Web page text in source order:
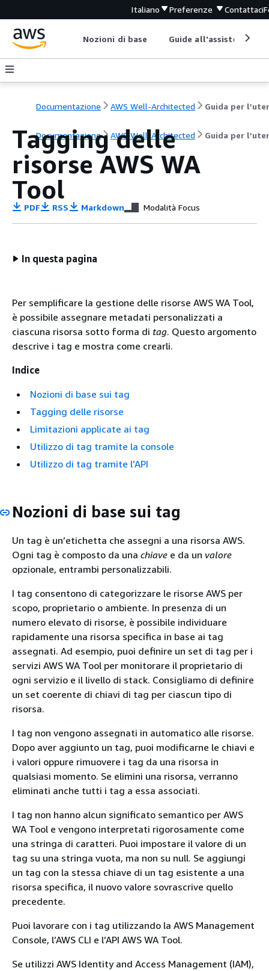
Italiano Preferenze Contattaci
Nozioni di base Guide all'assistenza
Documentazione AWS Well-Architected Guida per
Documentazione AWS Well-Architected Guida per
Tagging delle
risorse AWS WA
Tool
PDF RSS Markdown Modalità Focus
In questa pagina
Per semplificare la gestione delle risorse AWS WA Tool,
è possibile assegnare metadati personalizzati a
ciascuna risorsa sotto forma di tag. Questo argomento
descrive i tag e mostra come crearli.
Indice
Nozioni di base sui tag
Tagging delle risorse
Limitazioni applicate ai tag
Utilizzo di tag tramite la console
Utilizzo di tag tramite l’API
Nozioni di base sui tag
Un tag è un’etichetta che assegni a una risorsa AWS.
Ogni tag è composto da una chiave e da un valore
opzionale, entrambi personalizzabili.
I tag consentono di categorizzare le risorse AWS per
scopo, proprietario o ambiente. In presenza di un
numero elevato di risorse, è possibile individuare
rapidamente una risorsa specifica in base ai tag
assegnati. Ad esempio, puoi definire un set di tag per i
servizi AWS WA Tool per monitorare il proprietario di
ogni servizio e il livello di stack. Consigliamo di definire
un set coerente di chiavi di tag per ciascun tipo di
risorsa.
I tag non vengono assegnati in automatico alle risorse.
Dopo aver aggiunto un tag, puoi modificarne le chiavi e
i valori oppure rimuovere i tag da una risorsa in
qualsiasi momento. Se elimini una risorsa, verranno
eliminati anche tutti i tag a essa associati.
I tag non hanno alcun significato semantico per AWS
WA Tool e vengono interpretati rigorosamente come
una stringa di caratteri. Puoi impostare il valore di un
tag su una stringa vuota, ma non su null. Se aggiungi
un tag con la stessa chiave di un tag esistente a una
risorsa specifica, il nuovo valore sovrascrive quello
precedente.
Puoi lavorare con i tag utilizzando la AWS Management
Console, l’AWS CLI e l’API AWS WA Tool.
Se utilizzi AWS Identity and Access Management (IAM),